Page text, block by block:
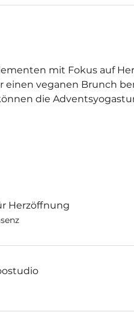
mit Fokus auf
einen veganen Brunch
die
Herzöffnung